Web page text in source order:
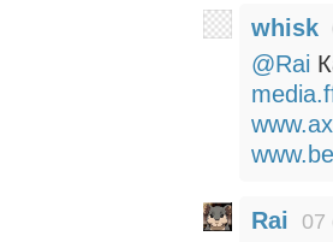
whisk
@Rai
Rai 07